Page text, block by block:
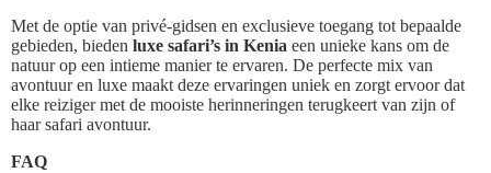
Met de optie van privé-gidsen en exclusieve toegang tot bepaalde
gebieden, bieden luxe safari’s in Kenia een unieke kans om de
natuur op een intieme manier te ervaren. De perfecte mix van
avontuur en luxe maakt deze ervaringen uniek en zorgt ervoor dat
elke reiziger met de mooiste herinneringen terugkeert van zijn of
haar safari avontuur.
FAQ